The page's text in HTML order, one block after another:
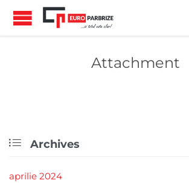
Attachment
 Archives
aprilie 2024